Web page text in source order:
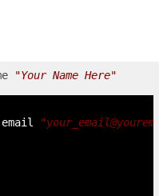
"Your Name Here"
"